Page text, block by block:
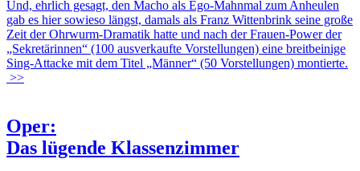
Und, ehrlich gesagt, den Macho als Ego-Mahnmal zum Anheulen
gab es hier sowieso längst, damals als Franz Wittenbrink seine große
Zeit der Ohrwurm-Dramatik hatte und nach der Frauen-Power der
„Sekretärinnen“ (100 ausverkaufte Vorstellungen) eine breitbeinige
Sing-Attacke mit dem Titel „Männer“ (50 Vorstellungen) montierte.
>>
Oper:
Das lügende Klassenzimmer